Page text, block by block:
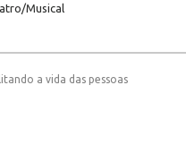
Musical
a vida das pessoas